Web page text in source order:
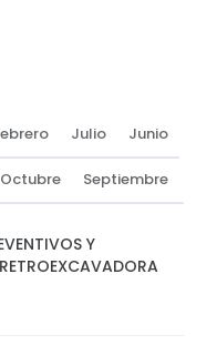
Julio Junio
Octubre Septiembre
Y